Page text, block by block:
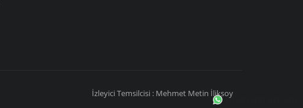
Whatsapp iletişim
İzleyici Temsilcisi : Mehmet Metin İliksoy